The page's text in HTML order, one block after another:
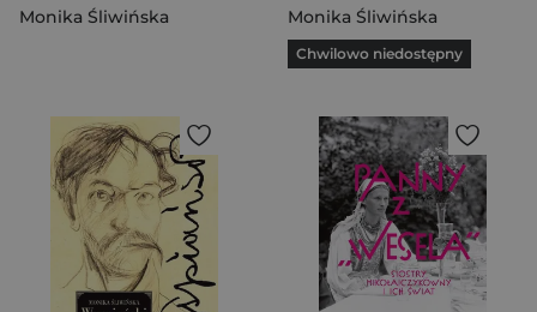
Monika Śliwińska
Monika Śliwińska
Chwilowo niedostępny